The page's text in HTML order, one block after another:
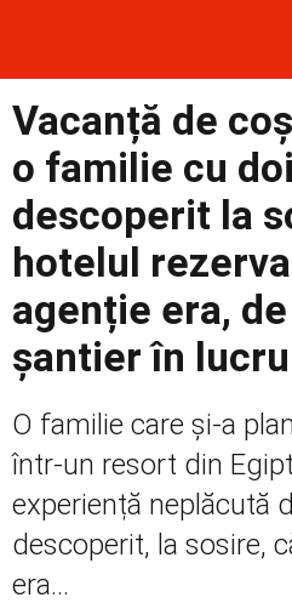
Prima
Externe
Social
Economic
Vacanță de
o familie cu
descoperit la
hotelul
agenție era,
șantier în lucru
O familie care și-a
într-un resort din
experiență neplăcută
descoperit, la sosire,
era...